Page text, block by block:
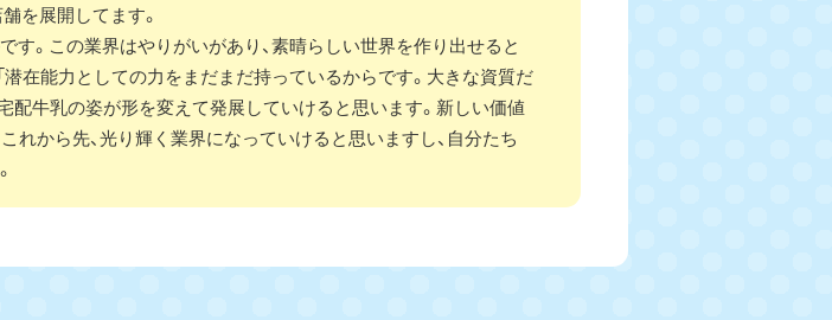
を展開してます。
。この業界はやりがいがあり、素晴らしい世界を作り出せると
在能力としての力をまだまだ持っているからです。大きな資質だ
配牛乳の姿が形を変えて発展していけると思います。新しい価値
れから先、光り輝く業界になっていけると思いますし、自分たち